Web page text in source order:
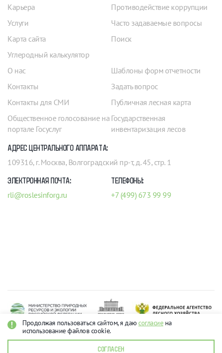
Продолжая пользоваться сайтом, я даюсогласиена
использование файлов cookie.
СОГЛАСЕН
Карьера
Услуги
Карта сайта
Углеродный калькулятор
Противодействие коррупции
Часто задаваемые вопросы
Поиск
О нас
Контакты
Контакты для СМИ
Общественное голосование на
портале Госуслуг
Шаблоны форм отчетности
Задать вопрос
Публичная лесная карта
Государственная
инвентаризация лесов
АДРЕС ЦЕНТРАЛЬНОГО АППАРАТА:
109316, г. Москва, Волгоградский пр-т, д. 45, стр. 1
ЭЛЕКТРОННАЯ ПОЧТА:
rli@roslesinforg.ru
ТЕЛЕФОНЫ:
+7 (499) 673 99 99
О персональных данных